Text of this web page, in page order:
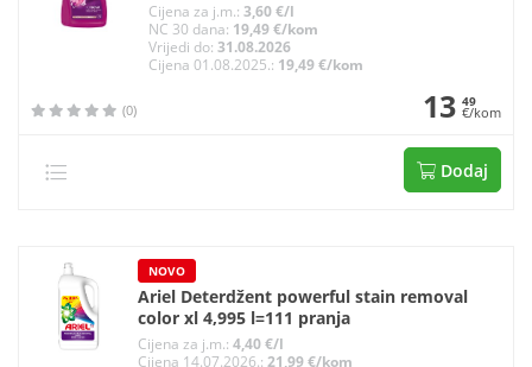
Cijena za j.m.: 3,60 €/l
NC 30 dana: 19,49 €/kom
Vrijedi do: 31.08.2026
Cijena 01.08.2025.: 19,49 €/kom
(0) 13 49
€/kom
Dodaj
NOVO
Ariel Deterdžent powerful stain removal
color xl 4,995 l=111 pranja
Cijena za j.m.: 4,40 €/l
Cijena 14.07.2026.: 21,99 €/kom